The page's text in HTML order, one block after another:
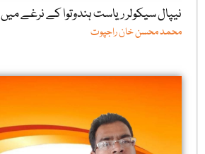
نیپال سیکولر ریاست ہندوتوا کے نرغے میں
محمد محسن خان راجپوت